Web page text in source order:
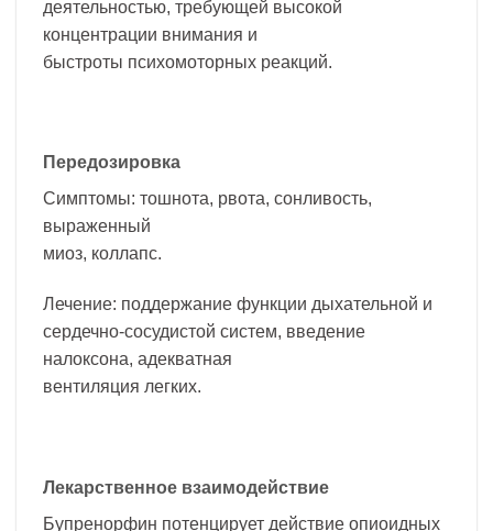
деятельностью, требующей высокой
концентрации внимания и
быстроты психомоторных реакций.
Передозировка
Симптомы: тошнота, рвота, сонливость,
выраженный
миоз, коллапс.
Лечение: поддержание функции дыхательной и
сердечно-сосудистой систем, введение
налоксона, адекватная
вентиляция легких.
Лекарственное взаимодействие
Бупренорфин потенцирует действие опиоидных